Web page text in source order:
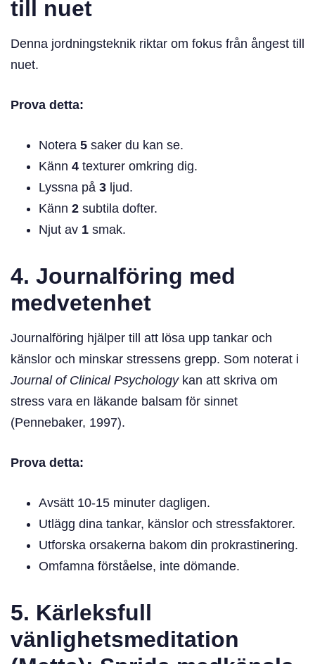
till nuet
Denna jordningsteknik riktar om fokus från ångest till
nuet.
Prova detta:
Notera 5 saker du kan se.
Känn 4 texturer omkring dig.
Lyssna på 3 ljud.
Känn 2 subtila dofter.
Njut av 1 smak.
4. Journalföring med
medvetenhet
Journalföring hjälper till att lösa upp tankar och
känslor och minskar stressens grepp. Som noterat i
Journal of Clinical Psychologykan att skriva om
stress vara en läkande balsam för sinnet
(Pennebaker, 1997).
Prova detta:
Avsätt 10-15 minuter dagligen.
Utlägg dina tankar, känslor och stressfaktorer.
Utforska orsakerna bakom din prokrastinering.
Omfamna förståelse, inte dömande.
5. Kärleksfull
vänlighetsmeditation